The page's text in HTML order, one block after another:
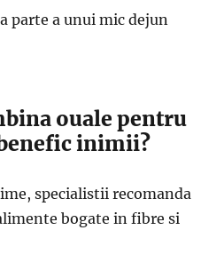
parte a unui mic dejun
ouale pentru
inimii?
specialistii recomanda
bogate in fibre si